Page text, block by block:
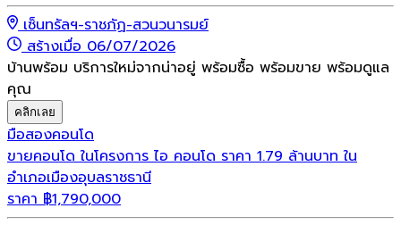
เซ็นทรัลฯ-ราชภัฏ-สวนวนารมย์
สร้างเมื่อ 06/07/2026
บ้านพร้อม บริการใหม่จากน่าอยู่ พร้อมซื้อ พร้อมขาย พร้อมดูแล
คุณ
คลิกเลย
มือสองคอนโด
ขายคอนโด ในโครงการ ไอ คอนโด ราคา 1.79 ล้านบาท ใน
อำเภอเมืองอุบลราชธานี
ราคา ฿1,790,000